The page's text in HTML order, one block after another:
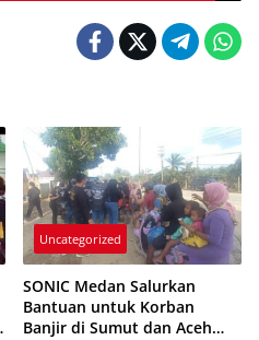
Uncategorized
SONIC Medan Salurkan
Bantuan untuk Korban
Banjir di Sumut dan Aceh